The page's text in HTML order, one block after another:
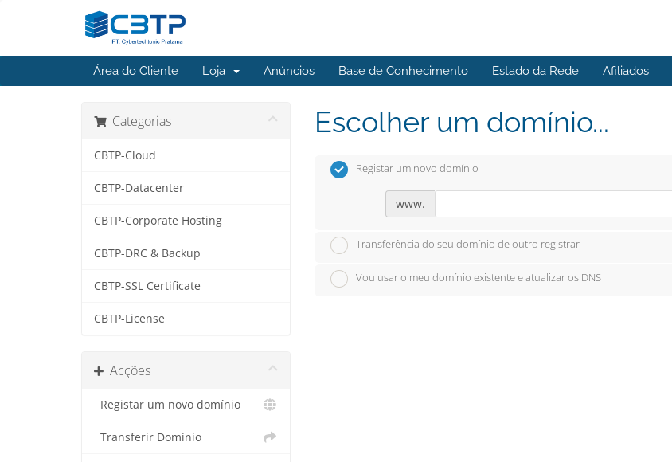
Área do Cliente Loja Anúncios Base de Conhecimento Estado da Rede Afiliados
Categorias
CBTP-Cloud
CBTP-Datacenter
CBTP-Corporate Hosting
CBTP-DRC & Backup
CBTP-SSL Certificate
CBTP-License
Acções
Registar um novo domínio
Transferir Domínio
Escolher um domínio...
Registar um novo domínio
www.
Transferência do seu domínio de outro registrar
Vou usar o meu domínio existente e atualizar os DNS